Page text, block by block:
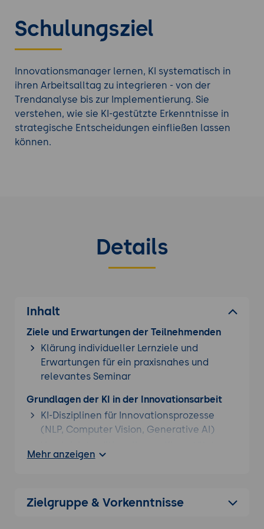
Schulungsziel
Innovationsmanager lernen, KI systematisch in
ihren Arbeitsalltag zu integrieren - von der
Trendanalyse bis zur Implementierung. Sie
verstehen, wie sie KI-gestützte Erkenntnisse in
strategische Entscheidungen einfließen lassen
können.
Details
Inhalt
Ziele und Erwartungen der Teilnehmenden
Klärung individueller Lernziele und
Erwartungen für ein praxisnahes und
relevantes Seminar
Grundlagen der KI in der Innovationsarbeit
KI-Disziplinen für Innovationsprozesse
(NLP, Computer Vision, Generative AI)
Innovationsmethoden
Trend- und Technologie-Scouting mit KI
Mehr anzeigen
Zielgruppe & Vorkenntnisse